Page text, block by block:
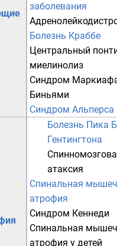
заболевания
Болезнь Краббе
Центральный
миелинолиз
Синдром
Биньями
Синдром Альперса
Болезнь Пика
Гентингтона
атаксия
Спинальная
атрофия
Синдром Кеннеди
Спинальная
атрофия у детей